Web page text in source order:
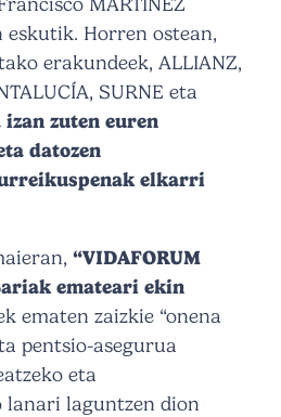
eskutik. Horren ostean,
erakundeek, ALLIANZ,
SURNE eta
zuten euren
datozen
elkarri
“VIDAFORUM
emateari ekin
ematen zaizkie “onena
pentsio-asegurua
eta
lanari laguntzen dion